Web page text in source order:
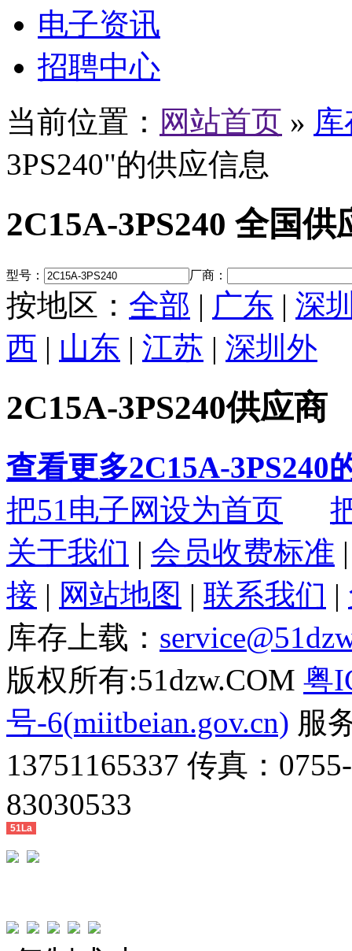
电子资讯
招聘中心
当前位置： 网站首页 »
3PS240"的供应信息
2C15A-3PS240 全国
型号： 厂商：
按地区： 全部 | 广东 | 深
西 | 山东 | 江苏 | 深圳外
2C15A-3PS240供应商
查看更多2C15A-3PS240
把51电子网设为首页
关于我们 | 会员收费标准
接 | 网站地图 | 联系我们 |
库存上载：
版权所有:51dzw.COM 粤
号-6(miitbeian.gov.cn) 服
13751165337 传真：
83030533
51La